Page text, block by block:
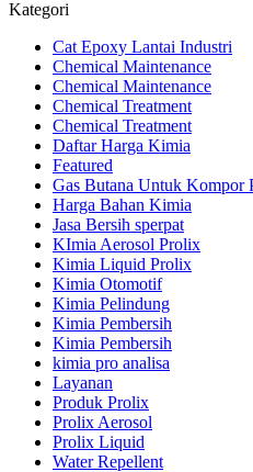
Kategori
Cat Epoxy Lantai Industri
Chemical Maintenance
Chemical Maintenance
Chemical Treatment
Chemical Treatment
Daftar Harga Kimia
Featured
Gas Butana Untuk Kompor
Harga Bahan Kimia
Jasa Bersih sperpat
KImia Aerosol Prolix
Kimia Liquid Prolix
Kimia Otomotif
Kimia Pelindung
Kimia Pembersih
Kimia Pembersih
kimia pro analisa
Layanan
Produk Prolix
Prolix Aerosol
Prolix Liquid
Water Repellent